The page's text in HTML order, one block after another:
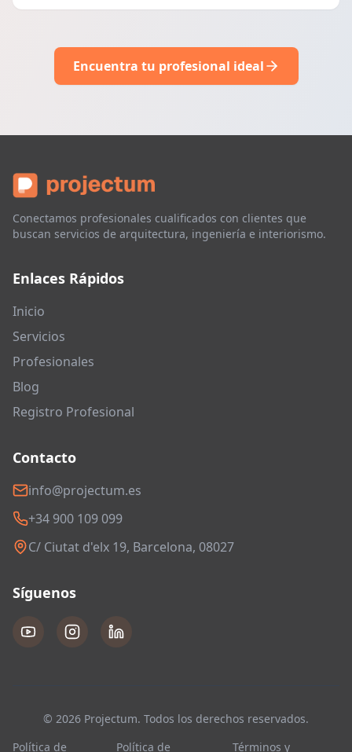
Encuentra tu profesional ideal
Conectamos profesionales cualificados con clientes que
buscan servicios de arquitectura, ingeniería e interiorismo.
Enlaces Rápidos
Inicio
Servicios
Profesionales
Blog
Registro Profesional
Contacto
info@projectum.es
+34 900 109 099
C/ Ciutat d'elx 19, Barcelona, 08027
Síguenos
© 2026 Projectum. Todos los derechos reservados.
Política de
Política de Términos y